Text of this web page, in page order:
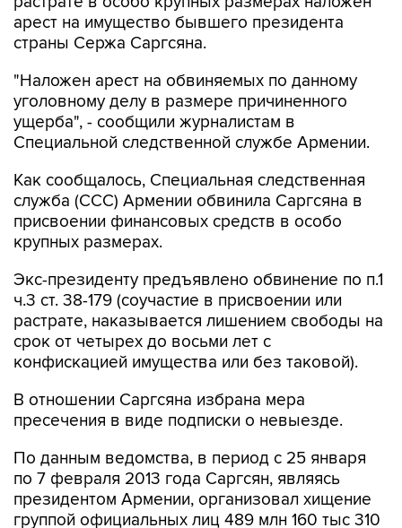
арест на имущество бывшего президента
страны Сержа Саргсяна.
"Наложен арест на обвиняемых по данному
уголовному делу в размере причиненного
ущерба", - сообщили журналистам в
Специальной следственной службе Армении.
Как сообщалось, Специальная следственная
служба (ССС) Армении обвинила Саргсяна в
присвоении финансовых средств в особо
крупных размерах.
Экс-президенту предъявлено обвинение по п.1
ч.3 ст. 38-179 (соучастие в присвоении или
растрате, наказывается лишением свободы на
срок от четырех до восьми лет с
конфискацией имущества или без таковой).
В отношении Саргсяна избрана мера
пресечения в виде подписки о невыезде.
По данным ведомства, в период с 25 января
по 7 февраля 2013 года Саргсян, являясь
президентом Армении, организовал хищение
группой официальных лиц 489 млн 160 тыс 310